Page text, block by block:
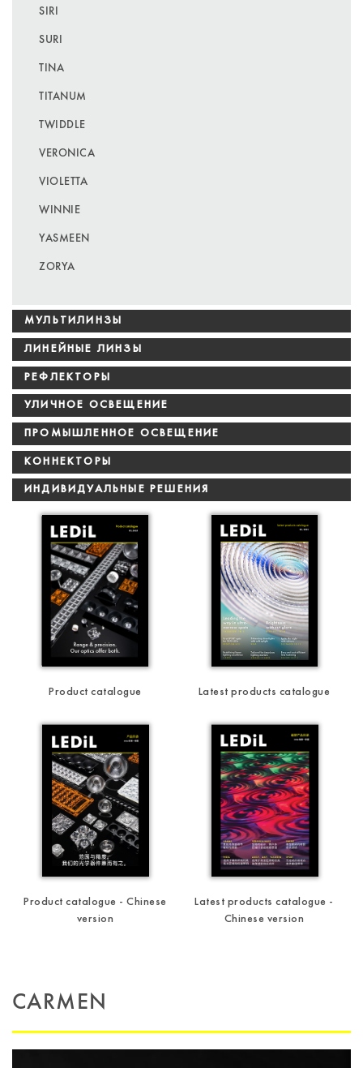
SIRI
SURI
TINA
TITANUM
TWIDDLE
VERONICA
VIOLETTA
WINNIE
YASMEEN
ZORYA
МУЛЬТИЛИНЗЫ
ЛИНЕЙНЫЕ ЛИНЗЫ
РЕФЛЕКТОРЫ
УЛИЧНОЕ ОСВЕЩЕНИЕ
ПРОМЫШЛЕННОЕ ОСВЕЩЕНИЕ
КОННЕКТОРЫ
ИНДИВИДУАЛЬНЫЕ РЕШЕНИЯ
Product catalogue Latest products catalogue
Product catalogue - Chinese
version
Latest products catalogue -
Chinese version
CARMEN